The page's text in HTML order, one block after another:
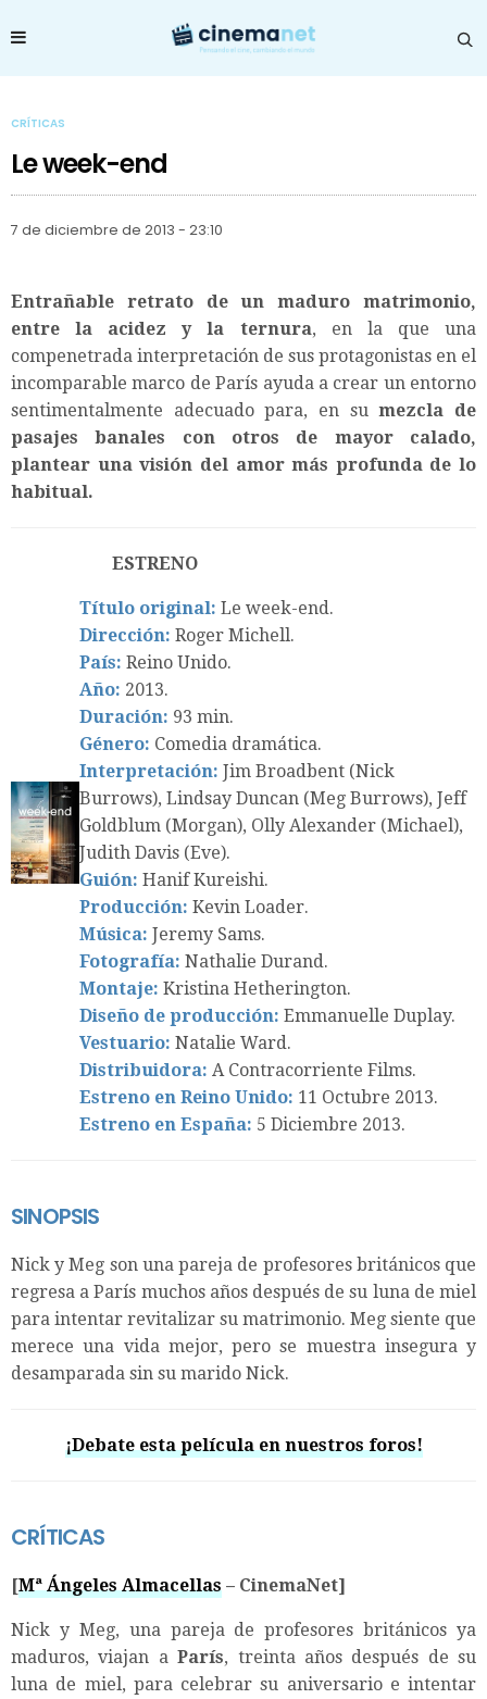
CRÍTICAS
Le week-end
7 de diciembre de 2013 - 23:10
Entrañable retrato de un maduro matrimonio,
entre la acidez y la ternura, en la que una
compenetrada interpretación de sus protagonistas en el
incomparable marco de París ayuda a crear un entorno
sentimentalmente adecuado para, en sumezcla de
pasajes banales con otros de mayor calado,
plantear una visión del amor más profunda de lo
habitual.
ESTRENO
Título original: Le week-end.
Dirección: Roger Michell.
País: Reino Unido.
Año: 2013.
Duración: 93 min.
Género: Comedia dramática.
Interpretación: Jim Broadbent (Nick
Burrows), Lindsay Duncan (Meg Burrows), Jeff
Goldblum (Morgan), Olly Alexander (Michael),
Judith Davis (Eve).
Guión: Hanif Kureishi.
Producción: Kevin Loader.
Música: Jeremy Sams.
Fotografía: Nathalie Durand.
Montaje: Kristina Hetherington.
Diseño de producción: Emmanuelle Duplay.
Vestuario: Natalie Ward.
Distribuidora: A Contracorriente Films.
Estreno en Reino Unido: 11 Octubre 2013.
Estreno en España: 5 Diciembre 2013.
SINOPSIS
Nick y Meg son una pareja de profesores británicos que
regresa a París muchos años después de su luna de miel
para intentar revitalizar su matrimonio. Meg siente que
merece una vida mejor, pero se muestra insegura y
desamparada sin su marido Nick.
¡Debate esta película en nuestros foros!
CRÍTICAS
[Mª Ángeles Almacellas – CinemaNet]
Nick y Meg, una pareja de profesores británicos ya
maduros, viajan aParís, treinta años después de su
luna de miel, para celebrar su aniversario e intentar